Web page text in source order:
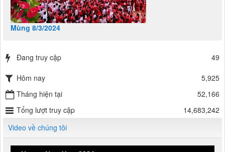
Mùng 8/3/2024
Đang truy cập 49
Hôm nay
5,925
Tháng hiện tại
52,166
Tổng lượt truy cập
14,683,242
Video về chúng tôi